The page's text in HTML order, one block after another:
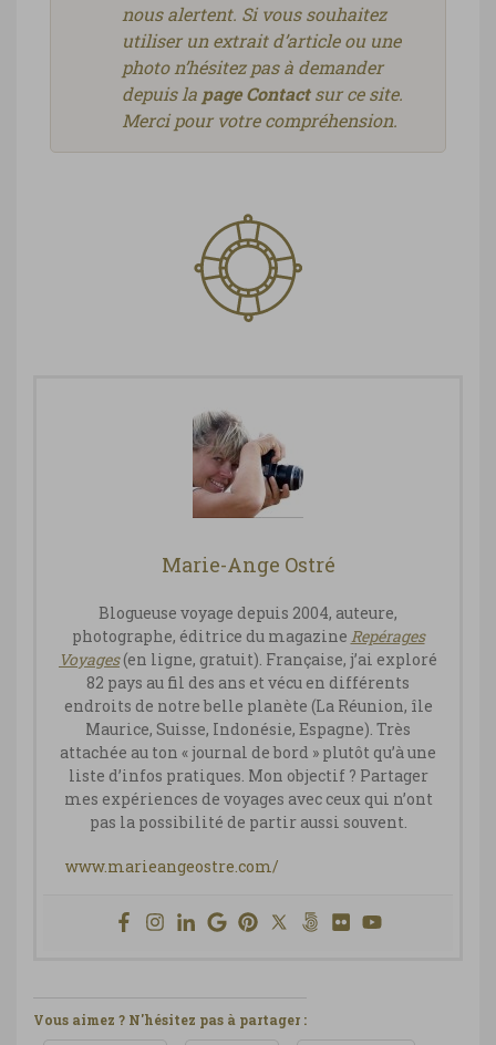
nous alertent. Si vous souhaitez
utiliser un extrait d’article ou une
photo n’hésitez pas à demander
depuis la page Contactsur ce site.
Merci pour votre compréhension.
Marie-Ange Ostré
Blogueuse voyage depuis 2004, auteure,
photographe, éditrice du magazine Repérages
Voyages(en ligne, gratuit). Française, j’ai exploré
82 pays au fil des ans et vécu en différents
endroits de notre belle planète (La Réunion, île
Maurice, Suisse, Indonésie, Espagne). Très
attachée au ton « journal de bord » plutôt qu’à une
liste d’infos pratiques. Mon objectif ? Partager
mes expériences de voyages avec ceux qui n’ont
pas la possibilité de partir aussi souvent.
www.marieangeostre.com/
Vous aimez ? N'hésitez pas à partager :